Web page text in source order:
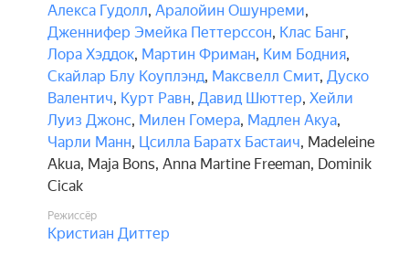
Алекса Гудолл, Аралойин Ошунреми,
Дженнифер Эмейка Петтерссон, Клас Банг,
Лора Хэддок, Мартин Фриман, Ким Бодния,
Скайлар Блу Коуплэнд, Максвелл Смит, Дуско
Валентич, Курт Равн, Давид Шюттер, Хейли
Луиз Джонс, Милен Гомера, Мадлен Акуа,
Чарли Манн, Цсилла Баратх Бастаич, Madeleine
Akua, Maja Bons, Anna Martine Freeman, Dominik
Cicak
Режиссёр
Кристиан Диттер